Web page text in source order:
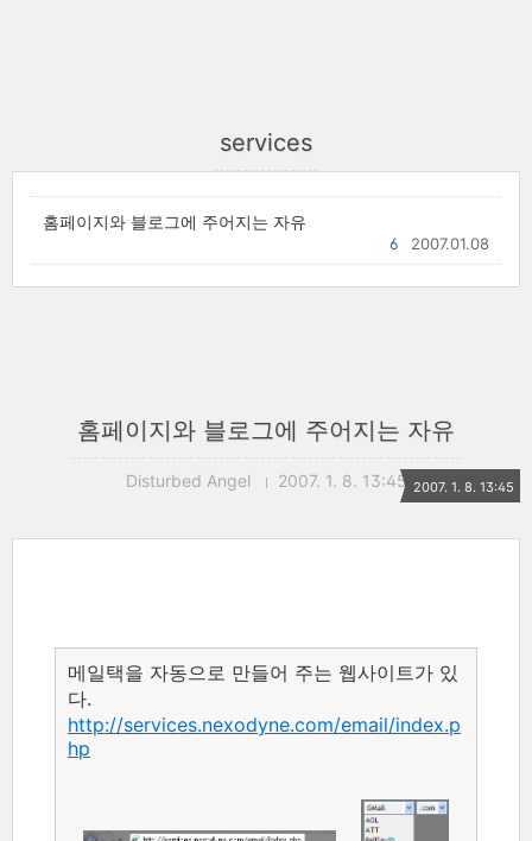
services
홈페이지와 블로그에 주어지는 자유
2007.01.08
6
홈페이지와 블로그에 주어지는 자유
Disturbed Angel 2007. 1. 8. 13:45 2007. 1. 8. 13:45
메일택을 자동으로 만들어 주는 웹사이트가 있
다.
http://services.nexodyne.com/email/index.p
hp